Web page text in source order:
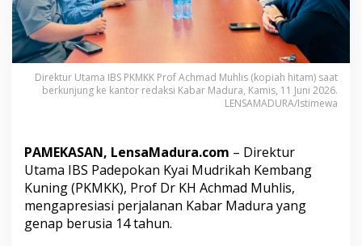
s
i
K
i
h
K
a
b
a
r
Direktur Utama IBS PKMKK Prof Achmad Muhlis (kopiah hitam) saat
berkunjung ke kantor redaksi Kabar Madura, Kamis, 11 Juni 2026.
LENSAMADURA/Istimewa
PAMEKASAN, LensaMadura.com – Direktur
Utama IBS Padepokan Kyai Mudrikah Kembang
Kuning (PKMKK), Prof Dr KH Achmad Muhlis,
mengapresiasi perjalanan Kabar Madura yang
genap berusia 14 tahun.